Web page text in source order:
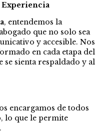
Experiencia
, entendemos la
que no solo sea
y accesible. Nos
en cada etapa del
se sienta respaldado y al
encargamos de todos
lo que le permite